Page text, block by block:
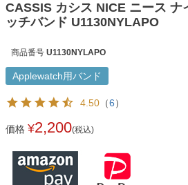
CASSIS カシス NICE ニース ナ
ッチバンド U1130NYLAPO
商品番号 U1130NYLAPO
Applewatch用バンド
4.50 （6）
価格 ¥2,200(税込)